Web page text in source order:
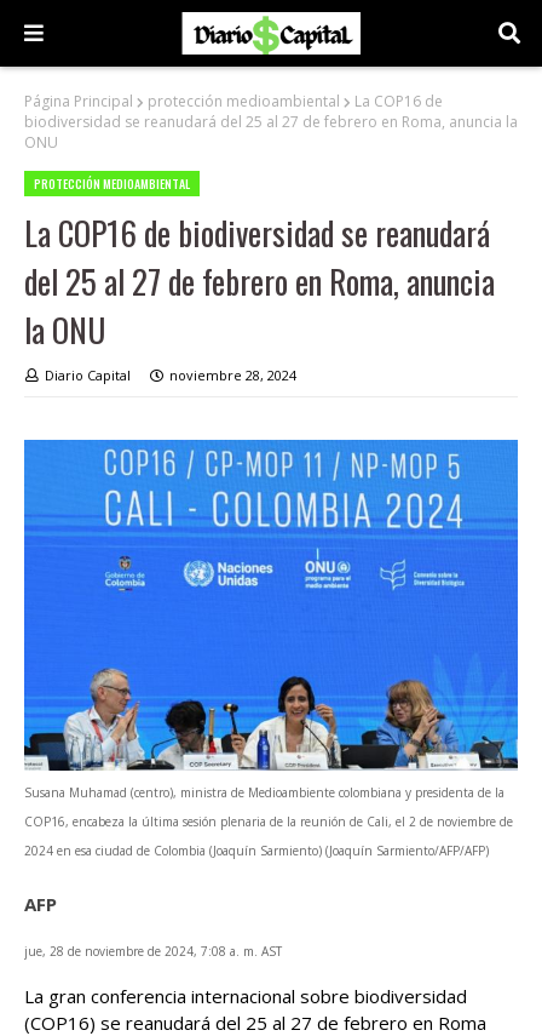
Página Principal protección medioambiental
La COP16 de
biodiversidad se reanudará del 25 al 27 de febrero en Roma, anuncia la
ONU
PROTECCIÓN MEDIOAMBIENTAL
La COP16 de biodiversidad se reanudará
del 25 al 27 de febrero en Roma, anuncia
la ONU
Diario Capital noviembre 28, 2024
Susana Muhamad (centro), ministra de Medioambiente colombiana y presidenta de la
COP16, encabeza la última sesión plenaria de la reunión de Cali, el 2 de noviembre de
2024 en esa ciudad de Colombia (Joaquín Sarmiento) (Joaquín Sarmiento/AFP/AFP)
AFP
jue, 28 de noviembre de 2024, 7:08 a. m. AST
La gran conferencia internacional sobre biodiversidad
(COP16) se reanudará del 25 al 27 de febrero en Roma